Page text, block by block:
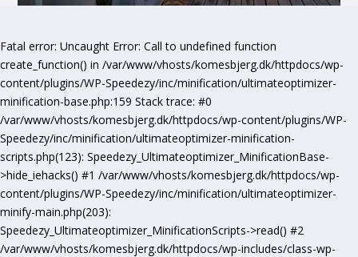
Fatal error: Uncaught Error: Call to undefined function
create_function() in /var/www/vhosts/komesbjerg.dk/httpdocs/wp-
content/plugins/WP-Speedezy/inc/minification/ultimateoptimizer-
minification-base.php:159 Stack trace: #0
/var/www/vhosts/komesbjerg.dk/httpdocs/wp-content/plugins/WP-
Speedezy/inc/minification/ultimateoptimizer-minification-
scripts.php(123): Speedezy_Ultimateoptimizer_MinificationBase-
>hide_iehacks() #1 /var/www/vhosts/komesbjerg.dk/httpdocs/wp-
content/plugins/WP-Speedezy/inc/minification/ultimateoptimizer-
minify-main.php(203):
Speedezy_Ultimateoptimizer_MinificationScripts->read() #2
/var/www/vhosts/komesbjerg.dk/httpdocs/wp-includes/class-wp-